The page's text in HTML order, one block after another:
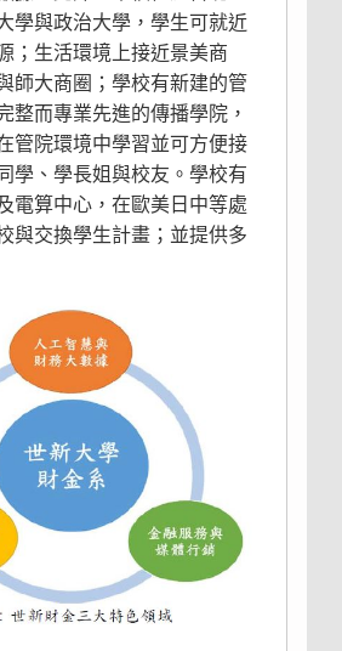
學與政治大學，學生可就近
；生活環境上接近景美商
師大商圈；學校有新建的管
整而專業先進的傳播學院，
管院環境中學習並可方便接
學、學長姐與校友。學校有
電算中心，在歐美日中等處
與交換學生計畫；並提供多